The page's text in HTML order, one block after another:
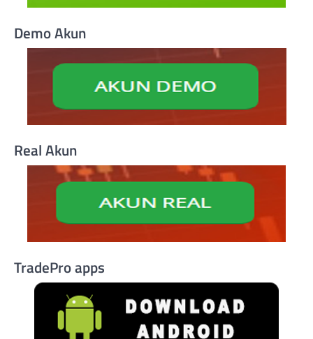
Demo Akun
Real Akun
TradePro apps